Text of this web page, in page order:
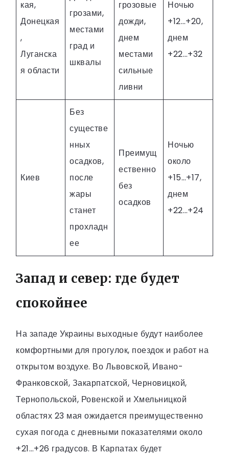
кая,
Донецкая
,
Луганска
я области
грозами,
местами
град и
шквалы
грозовые
дожди,
днем
местами
сильные
ливни
Ночью
+12…+20,
днем
+22…+32
Киев
Без
существе
нных
осадков,
после
жары
станет
прохладн
ее
Преимущ
ественно
без
осадков
Ночью
около
+15…+17,
днем
+22…+24
Запад и север: где будет
спокойнее
На западе Украины выходные будут наиболее
комфортными для прогулок, поездок и работ на
открытом воздухе. Во Львовской, Ивано-
Франковской, Закарпатской, Черновицкой,
Тернопольской, Ровенской и Хмельницкой
областях 23 мая ожидается преимущественно
сухая погода с дневными показателями около
+21…+26 градусов. В Карпатах будет